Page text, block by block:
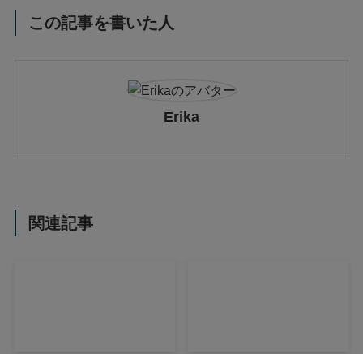
この記事を書いた人
Erika
関連記事